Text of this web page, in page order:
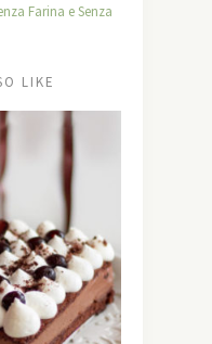
Farina e Senza
LIKE